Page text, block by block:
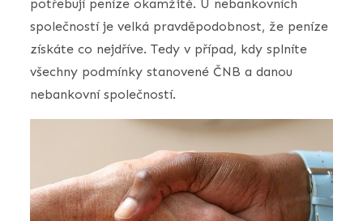
potřebují peníze okamžitě. U nebankovních
společností je velká pravděpodobnost, že peníze
získáte co nejdříve. Tedy v případ, kdy splníte
všechny podmínky stanovené ČNB a danou
nebankovní společností.